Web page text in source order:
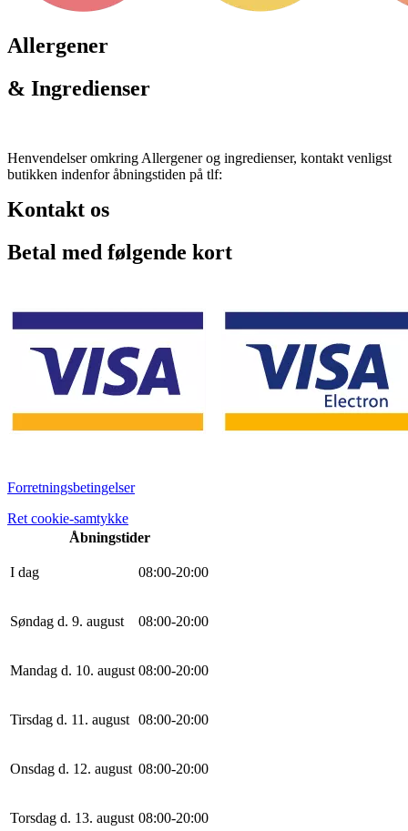
Allergener
& Ingredienser
Henvendelser omkring Allergener og ingredienser, kontakt venligst
butikken indenfor åbningstiden på tlf:
Kontakt os
Betal med følgende kort
Forretningsbetingelser
Ret cookie-samtykke
Åbningstider
I dag 08:00-20:00
Søndag d. 9. august 08:00-20:00
Mandag d. 10. august 08:00-20:00
Tirsdag d. 11. august 08:00-20:00
Onsdag d. 12. august 08:00-20:00
Torsdag d. 13. august 08:00-20:00